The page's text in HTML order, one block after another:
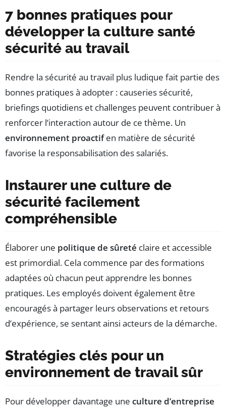
7 bonnes pratiques pour
développer la culture santé
sécurité au travail
Rendre la sécurité au travail plus ludique fait partie des
bonnes pratiques à adopter : causeries sécurité,
briefings quotidiens et challenges peuvent contribuer à
renforcer l’interaction autour de ce thème. Un
environnement proactifen matière de sécurité
favorise la responsabilisation des salariés.
Instaurer une culture de
sécurité facilement
compréhensible
Élaborer une politique de sûreté claire et accessible
est primordial. Cela commence par des formations
adaptées où chacun peut apprendre les bonnes
pratiques. Les employés doivent également être
encouragés à partager leurs observations et retours
d’expérience, se sentant ainsi acteurs de la démarche.
Stratégies clés pour un
environnement de travail sûr
Pour développer davantage une culture d’entreprise